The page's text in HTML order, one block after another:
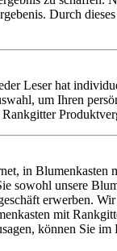
Durch
Leser hat
um Ihren
in
sowohl unsere
erwerben.
mit
können Sie